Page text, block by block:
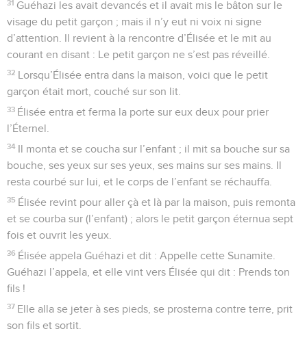
31 Guéhazi les avait devancés et il avait mis le bâton sur le
visage du petit garçon ; mais il n’y eut ni voix ni signe
d’attention. Il revient à la rencontre d’Élisée et le mit au
courant en disant : Le petit garçon ne s’est pas réveillé.
32 Lorsqu’Élisée entra dans la maison, voici que le petit
garçon était mort, couché sur son lit.
33 Élisée entra et ferma la porte sur eux deux pour prier
l’Éternel.
34 Il monta et se coucha sur l’enfant ; il mit sa bouche sur sa
bouche, ses yeux sur ses yeux, ses mains sur ses mains. Il
resta courbé sur lui, et le corps de l’enfant se réchauffa.
35 Élisée revint pour aller çà et là par la maison, puis remonta
et se courba sur (l’enfant) ; alors le petit garçon éternua sept
fois et ouvrit les yeux.
36 Élisée appela Guéhazi et dit : Appelle cette Sunamite.
Guéhazi l’appela, et elle vint vers Élisée qui dit : Prends ton
fils !
37 Elle alla se jeter à ses pieds, se prosterna contre terre, prit
son fils et sortit.